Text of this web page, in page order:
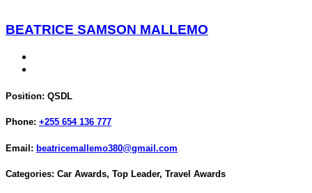
BEATRICE SAMSON MALLEMO
Position: QSDL
Phone: +255 654 136 777
Email: beatricemallemo380@gmail.com
Categories: Car Awards, Top Leader, Travel Awards